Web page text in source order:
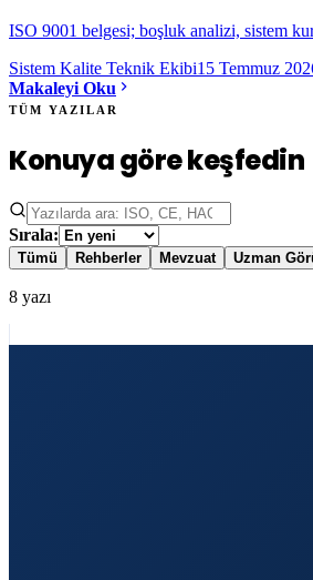
ISO 9001 belgesi; boşluk analizi, sistem
Sistem Kalite Teknik Ekibi15 Temmuz
Makaleyi Oku
TÜM YAZILAR
Konuya göre keşfedin
Sırala:
Tümü Rehberler Mevzuat Uzman
8 yazı